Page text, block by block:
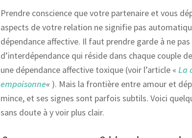
Prendre conscience que votre partenaire et vous
aspects de votre relation ne signifie pas
dépendance affective. Il faut prendre garde à ne
d’interdépendance qui réside dans chaque couple
une dépendance affective toxique (voir l’article « La
empoisonne« ). Mais la frontière entre amour et
mince, et ses signes sont parfois subtils. Voici
sans doute à y voir plus clair.